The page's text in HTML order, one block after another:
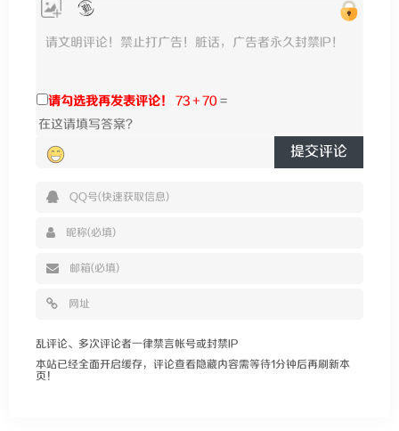
请勾选我再发表评论！ 73 + 70=
提交评论
乱评论、多次评论者一律禁言帐号或封禁IP
本站已经全面开启缓存，评论查看隐藏内容需等待1分钟后再刷新本
页！